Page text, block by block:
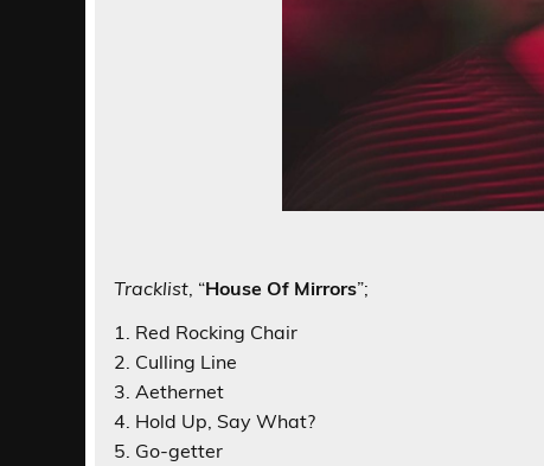
Tracklist , “House Of Mirrors”;
1. Red Rocking Chair
2. Culling Line
3. Aethernet
4. Hold Up, Say What?
5. Go-getter